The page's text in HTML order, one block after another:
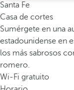
Santa Fe
Casa de cortes
Sumérgete en una
estadounidense en
los más sabrosos
romero.
Wi-Fi gratuito